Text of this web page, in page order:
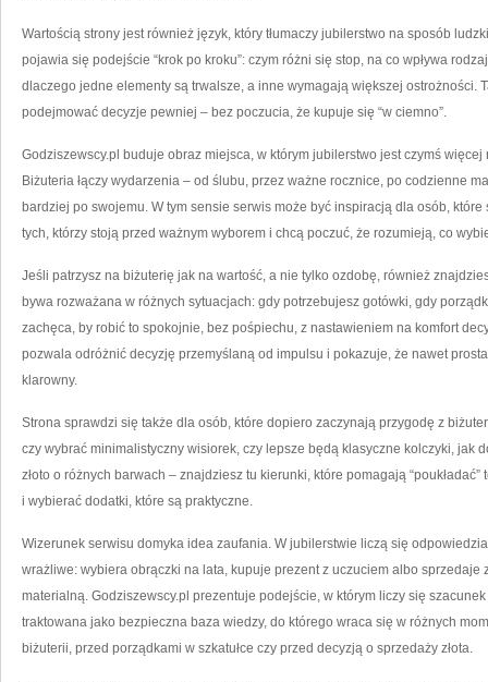
Wartością strony jest również język, który tłumaczy jubilerstwo na sposób
pojawia się podejście “krok po kroku”: czym różni się stop, na co wpływa
dlaczego jedne elementy są trwalsze, a inne wymagają większej ostrożności.
podejmować decyzje pewniej – bez poczucia, że kupuje się “w ciemno”.
Godziszewscy.pl buduje obraz miejsca, w którym jubilerstwo jest czymś
Biżuteria łączy wydarzenia – od ślubu, przez ważne rocznice, po codzienne
bardziej po swojemu. W tym sensie serwis może być inspiracją dla osób,
tych, którzy stoją przed ważnym wyborem i chcą poczuć, że rozumieją, co
Jeśli patrzysz na biżuterię jak na wartość, a nie tylko ozdobę, również
bywa rozważana w różnych sytuacjach: gdy potrzebujesz gotówki, gdy
zachęca, by robić to spokojnie, bez pośpiechu, z nastawieniem na komfort
pozwala odróżnić decyzję przemyślaną od impulsu i pokazuje, że nawet
klarowny.
Strona sprawdzi się także dla osób, które dopiero zaczynają przygodę z
czy wybrać minimalistyczny wisiorek, czy lepsze będą klasyczne kolczyki, jak
złoto o różnych barwach – znajdziesz tu kierunki, które pomagają
i wybierać dodatki, które są praktyczne.
Wizerunek serwisu domyka idea zaufania. W jubilerstwie liczą się
wrażliwe: wybiera obrączki na lata, kupuje prezent z uczuciem albo sprzedaje
materialną. Godziszewscy.pl prezentuje podejście, w którym liczy się
traktowana jako bezpieczna baza wiedzy, do którego wraca się w różnych
biżuterii, przed porządkami w szkatułce czy przed decyzją o sprzedaży złota.